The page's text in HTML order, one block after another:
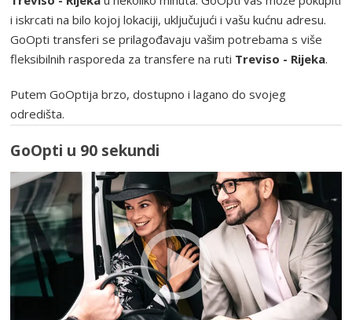
i iskrcati na bilo kojoj lokaciji, uključujući i vašu kućnu adresu.
GoOpti transferi se prilagođavaju vašim potrebama s više
fleksibilnih rasporeda za transfere na ruti Treviso - Rijeka.
Putem GoOptija brzo, dostupno i lagano do svojeg
odredišta.
GoOpti u 90 sekundi